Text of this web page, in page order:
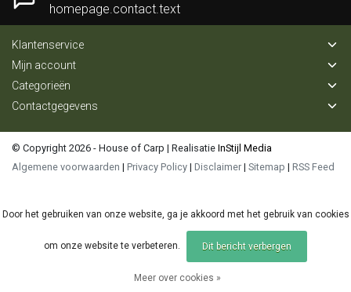
homepage.contact.text
Klantenservice
Mijn account
Categorieën
Contactgegevens
© Copyright 2026 - House of Carp | Realisatie InStijl Media
Algemene voorwaarden | Privacy Policy | Disclaimer | Sitemap | RSS Feed
Door het gebruiken van onze website, ga je akkoord met het gebruik van cookies
om onze website te verbeteren. Dit bericht verbergen
Meer over cookies »